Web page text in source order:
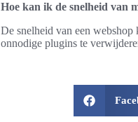
Hoe kan ik de snelheid van
De snelheid van een
onnodige plugins te